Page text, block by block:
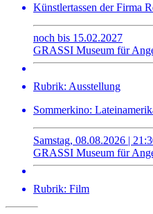
Künstlertassen der Firma
noch bis 15.02.2027
GRASSI Museum für
Rubrik: Ausstellung
Sommerkino:
Samstag, 08.08.2026 |
GRASSI Museum für
Rubrik: Film